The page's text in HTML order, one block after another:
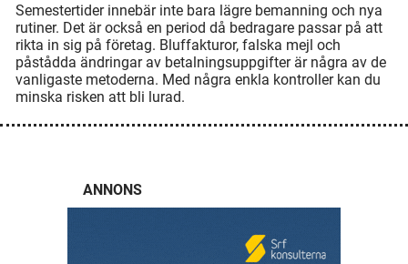
Semestertider innebär inte bara lägre bemanning och nya
rutiner. Det är också en period då bedragare passar på att
rikta in sig på företag. Bluffakturor, falska mejl och
påstådda ändringar av betalningsuppgifter är några av de
vanligaste metoderna. Med några enkla kontroller kan du
minska risken att bli lurad.
ANNONS